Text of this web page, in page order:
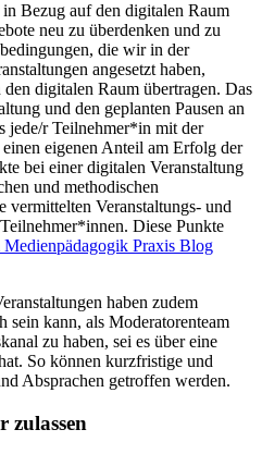
Bezug auf den digitalen Raum
neu zu überdenken und zu
die wir in der
angesetzt haben,
digitalen Raum übertragen. Das
und den geplanten Pausen an
jede/r Teilnehmer*in mit der
eigenen Anteil am Erfolg der
bei einer digitalen Veranstaltung
und methodischen
vermittelten Veranstaltungs- und
Diese Punkte
Praxis Blog
haben zudem
sein kann, als Moderatorenteam
zu haben, sei es über eine
So können kurzfristige und
Absprachen getroffen werden.
zulassen